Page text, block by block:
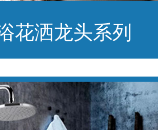
花洒龙头系列